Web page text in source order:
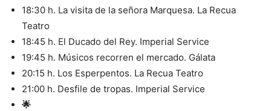
18:30 h. La visita de la señora Marquesa. La Recua
Teatro
18:45 h. El Ducado del Rey. Imperial Service
19:45 h. Músicos recorren el mercado. Gálata
20:15 h. Los Esperpentos. La Recua Teatro
21:00 h. Desfile de tropas. Imperial Service
🌟